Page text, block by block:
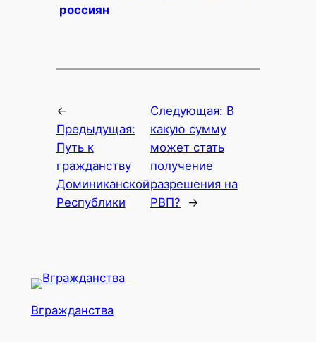
россиян
←
Предыдущая:
Путь к
гражданству
Доминиканской
Республики
Следующая: В
какую сумму
может стать
получение
разрешения на
РВП?
→
Вгражданства